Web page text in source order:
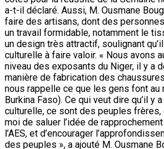
niveau des exposants du Niger, il y a
manière de fabrication des
nous rappelle ce que les gens font au
Burkina Faso). Ce qui veut dire qu’il y
culturelle, ce sont des peuples frères,
moi de saluer l’idée de rapprochement
l’AES, et d’encourager
des peuples », a ajouté M. Ousmane
que nous allons pouvoir bâtir un
paisible et un monde prospère », a
l’assemblée législative de transition
Fête au village de la communauté